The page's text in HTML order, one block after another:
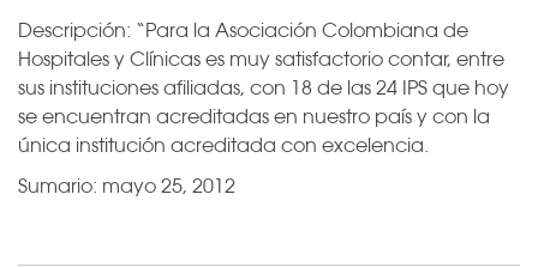
Descripción: “Para la Asociación Colombiana de
Hospitales y Clínicas es muy satisfactorio contar, entre
sus instituciones afiliadas, con 18 de las 24 IPS que hoy
se encuentran acreditadas en nuestro país y con la
única institución acreditada con excelencia.
Sumario: mayo 25, 2012